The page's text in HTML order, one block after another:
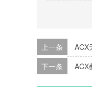
上一条
ACX
下一条 ACX